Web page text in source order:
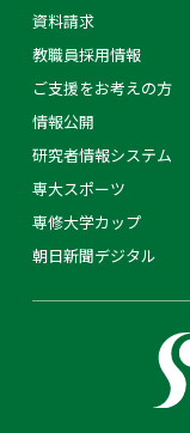
資料請求
教職員採用情報
ご支援をお考えの方
情報公開
研究者情報システム
専大スポーツ
専修大学カップ
朝日新聞デジタル